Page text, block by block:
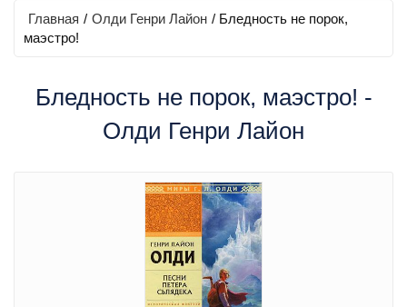
Главная / Олди Генри Лайон / Бледность не порок,
маэстро!
Бледность не порок, маэстро! -
Олди Генри Лайон